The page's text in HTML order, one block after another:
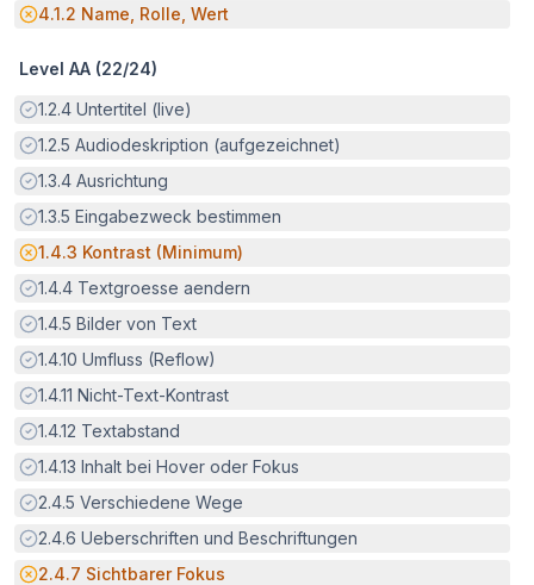
Potenzielle Barriere:
4.1.2 Name, Rolle, Wert
Level AA (22/24)
Erfüllt:
1.2.4 Untertitel (live)
Erfüllt:
1.2.5 Audiodeskription (aufgezeichnet)
Erfüllt:
1.3.4 Ausrichtung
Erfüllt:
1.3.5 Eingabezweck bestimmen
Potenzielle Barriere:
1.4.3 Kontrast (Minimum)
Erfüllt:
1.4.4 Textgroesse aendern
Erfüllt:
1.4.5 Bilder von Text
Erfüllt:
1.4.10 Umfluss (Reflow)
Erfüllt:
1.4.11 Nicht-Text-Kontrast
Erfüllt:
1.4.12 Textabstand
Erfüllt:
1.4.13 Inhalt bei Hover oder Fokus
Erfüllt:
2.4.5 Verschiedene Wege
Erfüllt:
2.4.6 Ueberschriften und Beschriftungen
Potenzielle Barriere:
2.4.7 Sichtbarer Fokus